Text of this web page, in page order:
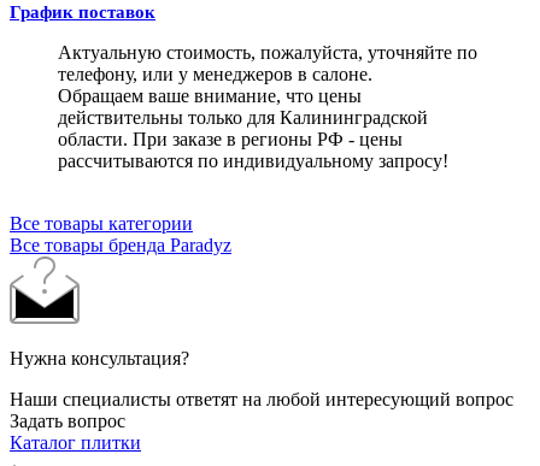
График поставок
Актуальную стоимость, пожалуйста, уточняйте по
телефону, или у менеджеров в салоне.
Обращаем ваше внимание, что цены
действительны только для Калининградской
области. При заказе в регионы РФ - цены
рассчитываются по индивидуальному запросу!
Все товары категории
Все товары бренда Paradyz
Нужна консультация?
Наши специалисты ответят на любой интересующий вопрос
Задать вопрос
Каталог плитки